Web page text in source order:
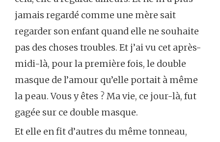
jamais regardé comme une mère sait
regarder son enfant quand elle ne souhaite
pas des choses troubles. Et j’ai vu cet après-
midi-là, pour la première fois, le double
masque de l’amour qu’elle portait à même
la peau. Vous y êtes ? Ma vie, ce jour-là, fut
gagée sur ce double masque.
Et elle en fit d’autres du même tonneau,